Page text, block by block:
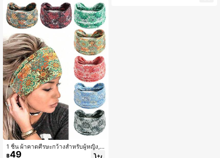
1 ชิ้น ผ้าคาดศีรษะกว้างสำหรับผู้หญิง, ผ้
าคาดศีรษะลายดอกไม้สไตล์โบโฮยืดหยุ่
฿49